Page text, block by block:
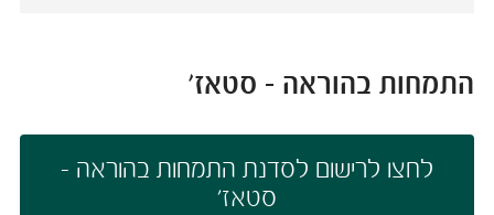
התמחות בהוראה - סטאז'
לחצו לרישום לסדנת התמחות בהוראה -
סטאז'